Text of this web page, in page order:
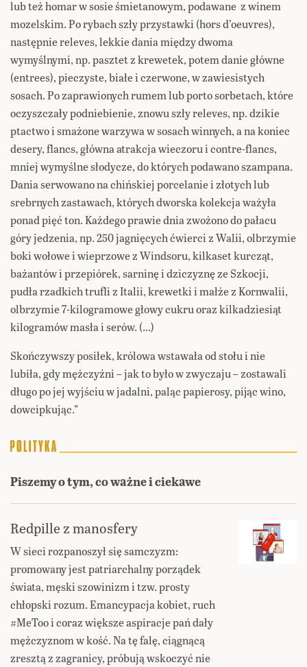
lub też homar w sosie śmietanowym, podawane z winem
mozelskim. Po rybach szły przystawki (hors d’oeuvres),
następnie releves, lekkie dania między dwoma
wymyślnymi, np. pasztet z krewetek, potem danie główne
(entrees), pieczyste, białe i czerwone, w zawiesistych
sosach. Po zaprawionych rumem lub porto sorbetach, które
oczyszczały podniebienie, znowu szły releves, np. dzikie
ptactwo i smażone warzywa w sosach winnych, a na koniec
desery, flancs, główna atrakcja wieczoru i contre-flancs,
mniej wymyślne słodycze, do których podawano szampana.
Dania serwowano na chińskiej porcelanie i złotych lub
srebrnych zastawach, których dworska kolekcja ważyła
ponad pięć ton. Każdego prawie dnia zwożono do pałacu
góry jedzenia, np. 250 jagnięcych ćwierci z Walii, olbrzymie
boki wołowe i wieprzowe z Windsoru, kilkaset kurcząt,
bażantów i przepiórek, sarninę i dziczyznę ze Szkocji,
pudła rzadkich trufli z Italii, krewetki i małże z Kornwalii,
olbrzymie 7-kilogramowe głowy cukru oraz kilkadziesiąt
kilogramów masła i serów. (…)
Skończywszy posiłek, królowa wstawała od stołu i nie
lubiła, gdy mężczyźni – jak to było w zwyczaju – zostawali
długo po jej wyjściu w jadalni, paląc papierosy, pijąc wino,
dowcipkując.”
Piszemy o tym, co ważne i ciekawe
Redpille z manosfery
W sieci rozpanoszył się samczyzm:
promowany jest patriarchalny porządek
świata, męski szowinizm i tzw. prosty
chłopski rozum. Emancypacja kobiet, ruch
#MeToo i coraz większe aspiracje pań dały
mężczyznom w kość. Na tę falę, ciągnącą
zresztą z zagranicy, próbują wskoczyć nie